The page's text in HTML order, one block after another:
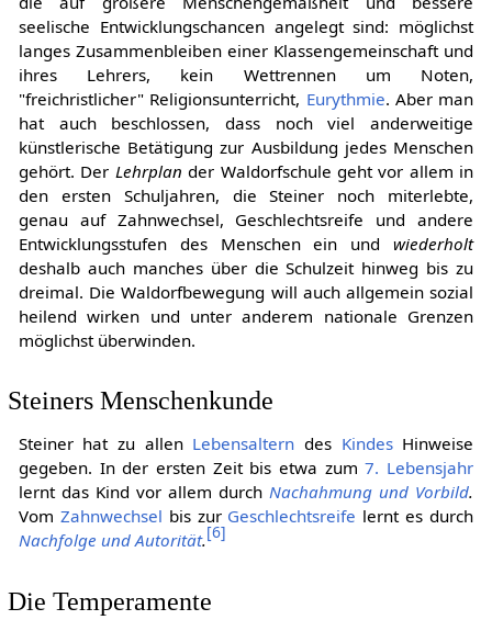
seelische Entwicklungschancen angelegt sind: möglichst
langes Zusammenbleiben einer Klassengemeinschaft und
ihres Lehrers, kein Wettrennen um Noten,
"freichristlicher" Religionsunterricht, Eurythmie. Aber man
hat auch beschlossen, dass noch viel anderweitige
künstlerische Betätigung zur Ausbildung jedes Menschen
gehört. Der Lehrplan der Waldorfschule geht vor allem in
den ersten Schuljahren, die Steiner noch miterlebte,
genau auf Zahnwechsel, Geschlechtsreife und andere
Entwicklungsstufen des Menschen ein undwiederholt
deshalb auch manches über die Schulzeit hinweg bis zu
dreimal. Die Waldorfbewegung will auch allgemein sozial
heilend wirken und unter anderem nationale Grenzen
möglichst überwinden.
Steiners Menschenkunde
Steiner hat zu allen Lebensaltern des KindesHinweise
gegeben. In der ersten Zeit bis etwa zum7. Lebensjahr
lernt das Kind vor allem durchNachahmung und Vorbild.
Vom Zahnwechsel bis zur Geschlechtsreife lernt es durch
Nachfolge und Autorität.[6]
Die Temperamente